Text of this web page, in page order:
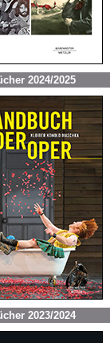
2024/2025
2023/2024